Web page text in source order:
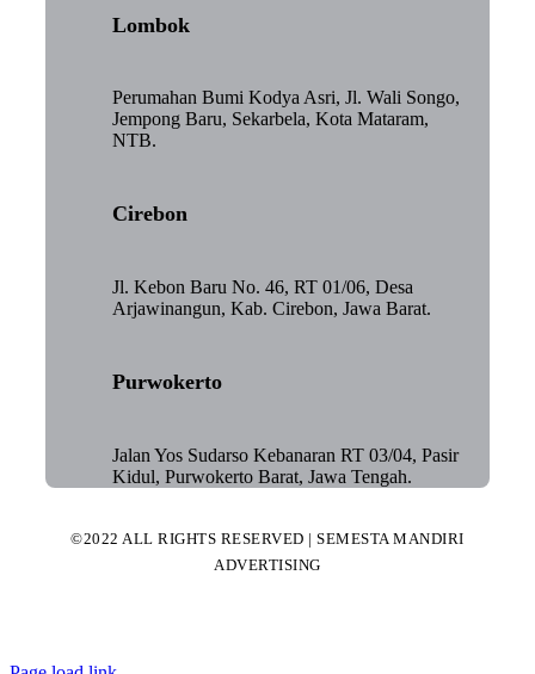
Lombok
Perumahan Bumi Kodya Asri, Jl. Wali Songo,
Jempong Baru, Sekarbela, Kota Mataram,
NTB.
Cirebon
Jl. Kebon Baru No. 46, RT 01/06, Desa
Arjawinangun, Kab. Cirebon, Jawa Barat.
Purwokerto
Jalan Yos Sudarso Kebanaran RT 03/04, Pasir
Kidul, Purwokerto Barat, Jawa Tengah.
©2022 ALL RIGHTS RESERVED | SEMESTA MANDIRI
ADVERTISING